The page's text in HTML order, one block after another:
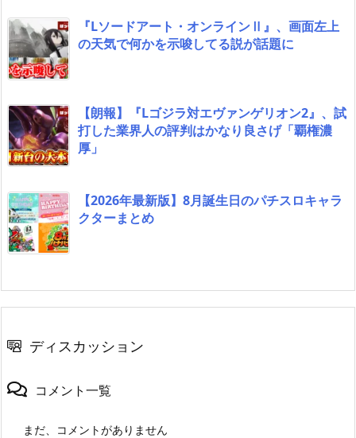
『Lソードアート・オンラインⅡ』、画面左上
の天気で何かを示唆してる説が話題に
【朗報】『Lゴジラ対エヴァンゲリオン2』、試
打した業界人の評判はかなり良さげ「覇権濃
厚」
【2026年最新版】8月誕生日のパチスロキャラ
クターまとめ
ディスカッション
コメント一覧
まだ、コメントがありません